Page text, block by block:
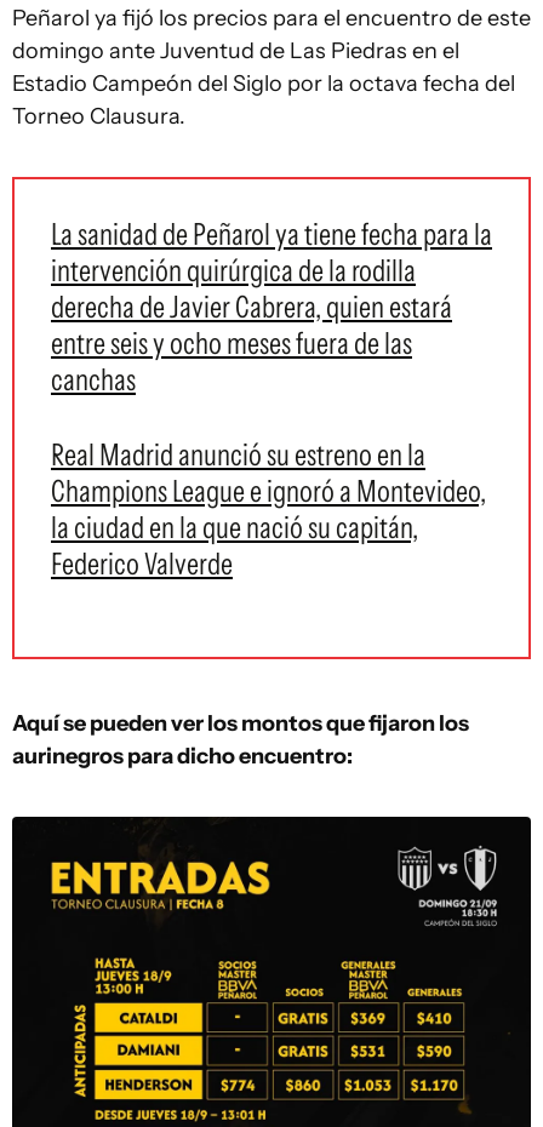
Peñarol ya fijó los precios para el encuentro de este
domingo ante Juventud de Las Piedras en el
Estadio Campeón del Siglo por la octava fecha del
Torneo Clausura.
La sanidad de Peñarol ya tiene fecha para la
intervención quirúrgica de la rodilla
derecha de Javier Cabrera, quien estará
entre seis y ocho meses fuera de las
canchas
Real Madrid anunció su estreno en la
Champions League e ignoró a Montevideo,
la ciudad en la que nació su capitán,
Federico Valverde
Aquí se pueden ver los montos que fijaron los
aurinegros para dicho encuentro: